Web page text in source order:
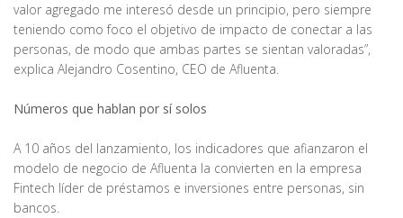
valor agregado me interesó desde un principio, pero siempre
teniendo como foco el objetivo de impacto de conectar a las
personas, de modo que ambas partes se sientan valoradas”,
explica Alejandro Cosentino, CEO de Afluenta.
Números que hablan por sí solos
A 10 años del lanzamiento, los indicadores que afianzaron el
modelo de negocio de Afluenta la convierten en la empresa
Fintech líder de préstamos e inversiones entre personas, sin
bancos.